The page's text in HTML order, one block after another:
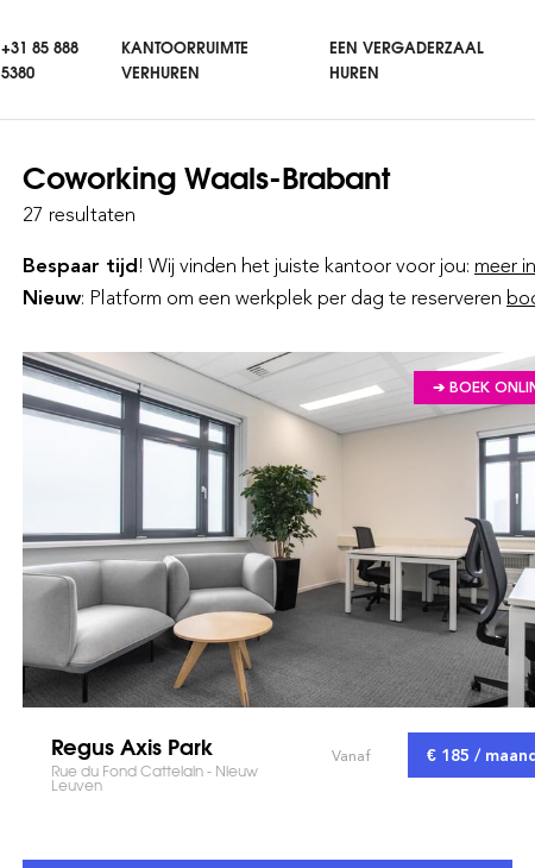
+31 85 888
5380
KANTOORRUIMTE
VERHUREN
EEN VERGADERZAAL
HUREN
CoworkingWaals-Brabant
27 resultaten
Bespaar tijd! Wij vinden het juiste kantoor voor jou: meer
Nieuw: Platform om een werkplek per dag te reserveren
➔ BOEK
Regus Axis Park
Rue du Fond Cattelain - Nieuw
Leuven
Vanaf € 185 /